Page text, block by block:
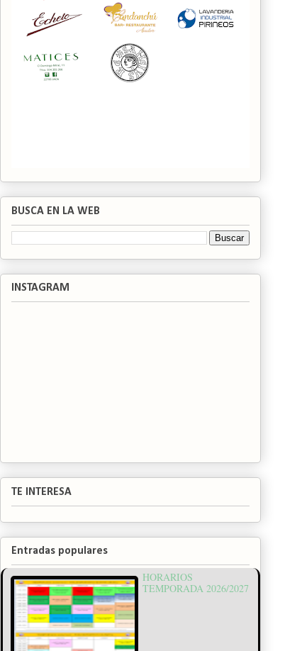
BUSCA EN LA WEB
INSTAGRAM
TE INTERESA
Entradas populares
HORARIOS
TEMPORADA 2026/2027